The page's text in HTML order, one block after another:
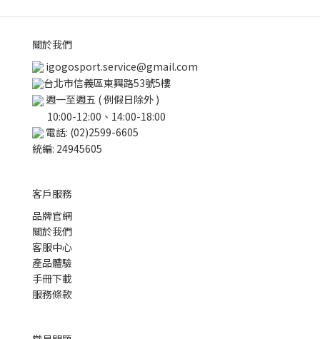
關於我們
igogosport.service@gmail.com
台北市信義區東興路53號5樓
週一至週五 ( 例假日除外 )
10:00-12:00、14:00-18:00
電話: (02)2599-6605
統編: 24945605
客戶服務
品牌官網
關於我們
客服中心
產品體驗
手冊下載
服務條款